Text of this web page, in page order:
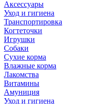
Аксессуары
Уход и гигиена
Транспортировка
Когтеточки
Игрушки
Собаки
Сухие корма
Влажные корма
Лакомства
Витамины
Амуниция
Уход и гигиена